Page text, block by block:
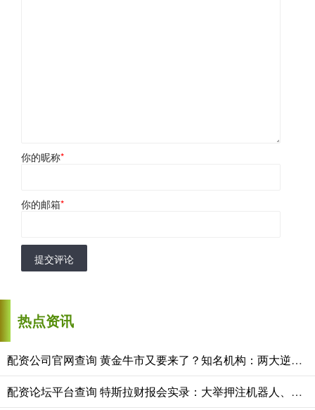
你的昵称*
你的邮箱*
提交评论
热点资讯
配资公司官网查询 黄金牛市又要来了？知名机构：两大逆风将转为顺风 现在是建仓好时机！
配资论坛平台查询 特斯拉财报会实录：大举押注机器人、自动驾驶与储能 资本开支持续扩张